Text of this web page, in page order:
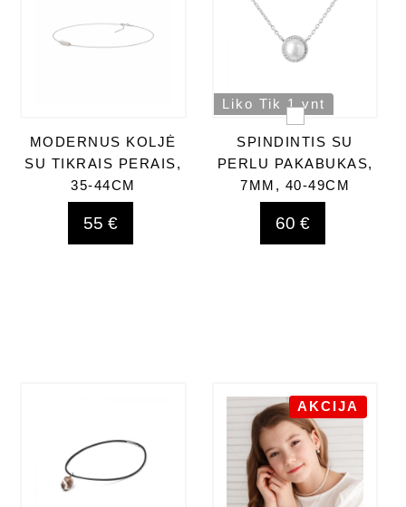
MODERNUS KOLJĖ
SU TIKRAIS PERAIS,
35-44CM
55 €
Liko Tik 1 vnt
SPINDINTIS SU
PERLU PAKABUKAS,
7MM, 40-49CM
60 €
AKCIJA